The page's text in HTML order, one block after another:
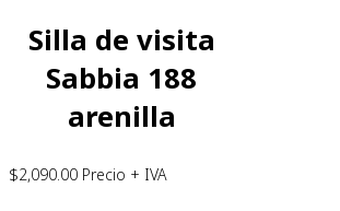
Silla de visita
Sabbia 188
arenilla
$2,090.00 Precio + IVA